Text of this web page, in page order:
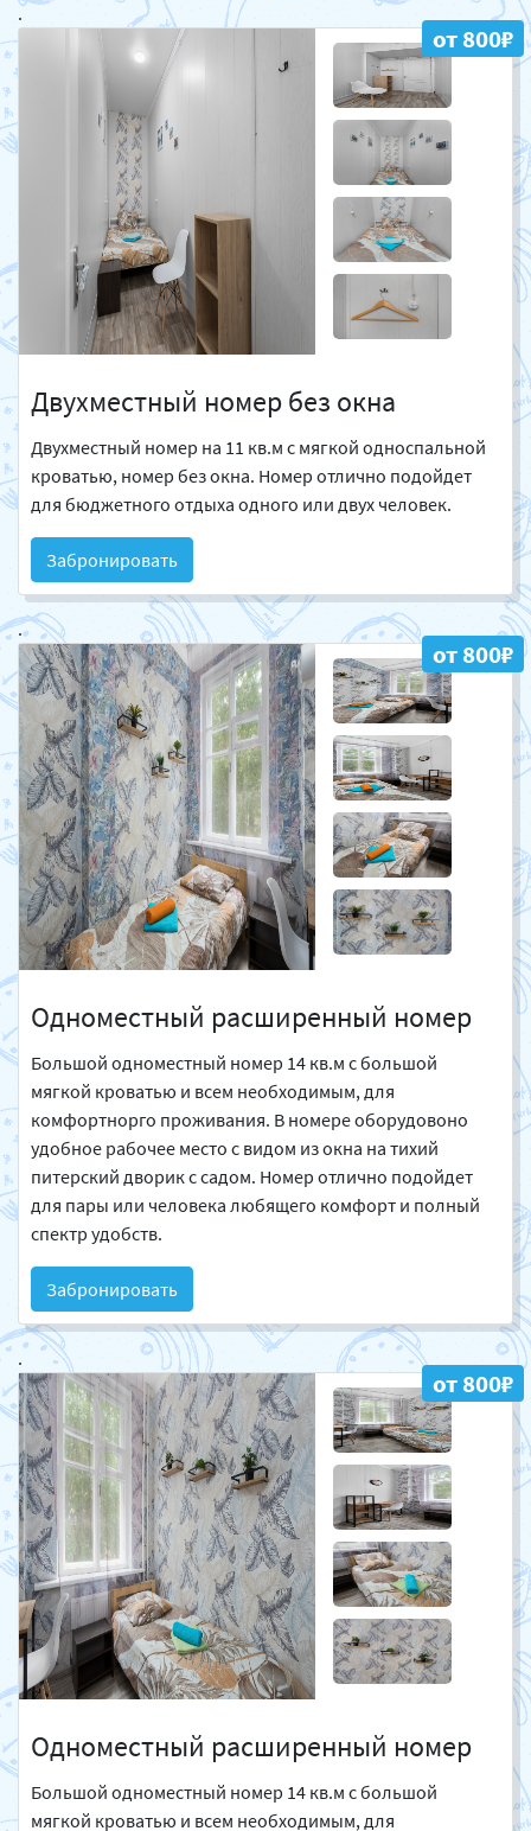
.
от 800₽
Двухместный номер без окна
Двухместный номер на 11 кв.м с мягкой односпальной
кроватью, номер без окна. Номер отлично подойдет
для бюджетного отдыха одного или двух человек.
Забронировать
.
от 800₽
Одноместный расширенный номер
Большой одноместный номер 14 кв.м с большой
мягкой кроватью и всем необходимым, для
комфортнорго проживания. В номере оборудовоно
удобное рабочее место с видом из окна на тихий
питерский дворик с садом. Номер отлично подойдет
для пары или человека любящего комфорт и полный
спектр удобств.
Забронировать
.
от 800₽
Одноместный расширенный номер
Большой одноместный номер 14 кв.м с большой
мягкой кроватью и всем необходимым, для